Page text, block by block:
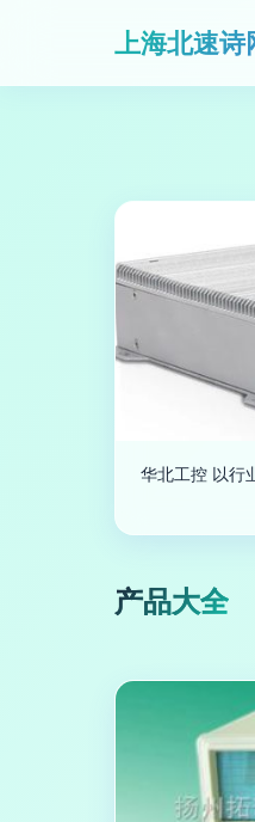
上海北速诗
华北工控 以行
产品大全